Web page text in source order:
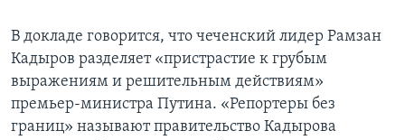
В докладе говорится, что чеченский лидер Рамзан
Кадыров разделяет «пристрастие к грубым
выражениям и решительным действиям»
премьер-министра Путина. «Репортеры без
границ» называют правительство Кадырова